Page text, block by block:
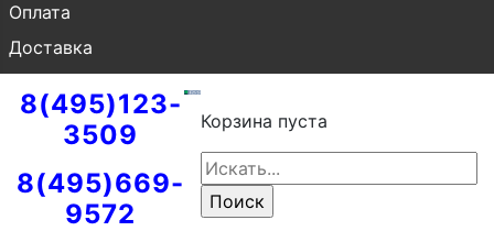
Оплата
Доставка
8(495)123-
3509
8(495)669-
9572
Корзина пуста